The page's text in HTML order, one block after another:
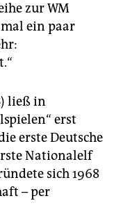
zur WM
ein paar
ließ in
erst
erste Deutsche
Nationalelf
sich 1968
– per